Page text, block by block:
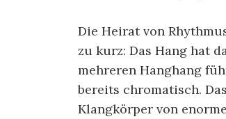
Die Heirat von
zu kurz: Das Hang hat
mehreren Hanghang
bereits chromatisch.
Klangkörper von